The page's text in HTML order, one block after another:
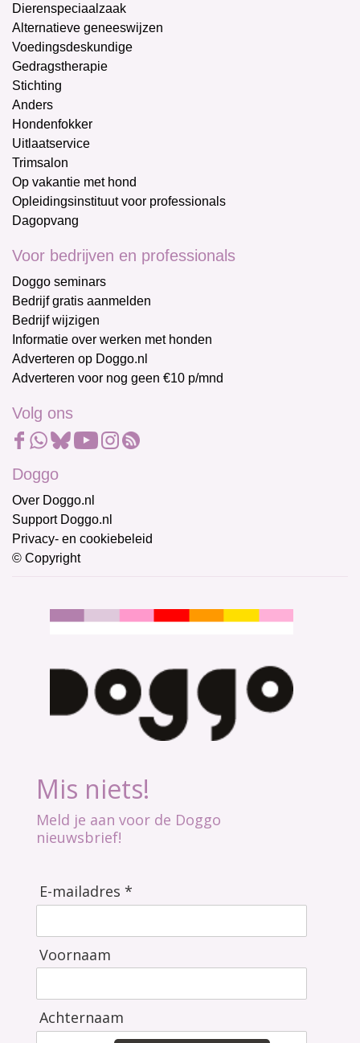
Dierenspeciaalzaak
Alternatieve geneeswijzen
Voedingsdeskundige
Gedragstherapie
Stichting
Anders
Hondenfokker
Uitlaatservice
Trimsalon
Op vakantie met hond
Opleidingsinstituut voor professionals
Dagopvang
Voor bedrijven en professionals
Doggo seminars
Bedrijf gratis aanmelden
Bedrijf wijzigen
Informatie over werken met honden
Adverteren op Doggo.nl
Adverteren voor nog geen €10 p/mnd
Volg ons
Doggo
Over Doggo.nl
Support Doggo.nl
Privacy- en cookiebeleid
© Copyright
Mis niets!
Meld je aan voor de Doggo
nieuwsbrief!
E-mailadres *
Voornaam
Achternaam